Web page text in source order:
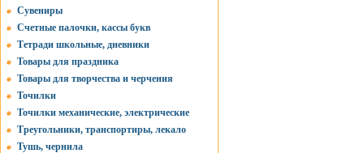
Сувениры
Счетные палочки, кассы букв
Тетради школьные, дневники
Товары для праздника
Товары для творчества и черчения
Точилки
Точилки механические, электрические
Треугольники, транспортиры, лекало
Тушь, чернила